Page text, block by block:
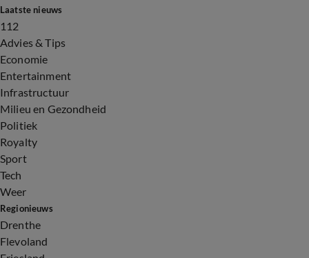
Laatste nieuws
112
Advies & Tips
Economie
Entertainment
Infrastructuur
Milieu en Gezondheid
Politiek
Royalty
Sport
Tech
Weer
Regionieuws
Drenthe
Flevoland